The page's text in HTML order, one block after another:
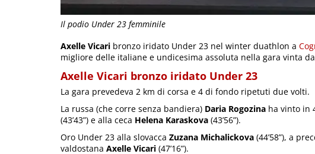
Il podio Under 23 femminile
Axelle Vicari bronzo iridato Under 23 nel winter duathlon a
migliore delle italiane e undicesima assoluta nella gara vinta
Axelle Vicari bronzo iridato Under 23
La gara prevedeva 2 km di corsa e 4 di fondo ripetuti due volti.
La russa (che corre senza bandiera) Daria Rogozina ha vinto in
(43’43”) e alla ceca Helena Karaskova (43’56”).
Oro Under 23 alla slovacca Zuzana Michalickova (44’58”), a
valdostana Axelle Vicari (47’16”).